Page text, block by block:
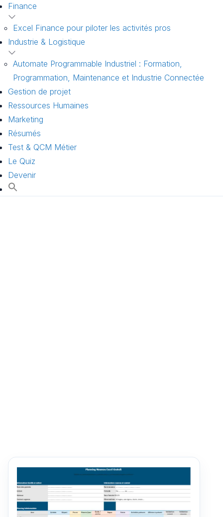
Finance
Excel Finance pour piloter les activités pros
Industrie & Logistique
Automate Programmable Industriel : Formation,
Programmation, Maintenance et Industrie Connectée
Gestion de projet
Ressources Humaines
Marketing
Résumés
Test & QCM Métier
Le Quiz
Devenir